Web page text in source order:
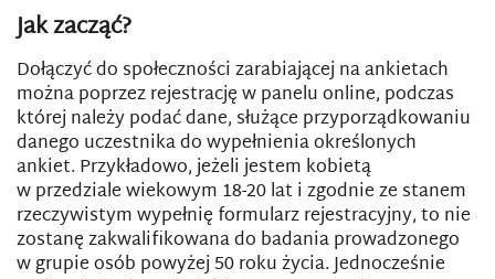
Jak zacząć?
Dołączyć do społeczności zarabiającej na ankietach
można poprzez rejestrację w panelu online, podczas
której należy podać dane, służące przyporządkowaniu
danego uczestnika do wypełnienia określonych
ankiet. Przykładowo, jeżeli jestem kobietą
w przedziale wiekowym 18-20 lat i zgodnie ze stanem
rzeczywistym wypełnię formularz rejestracyjny, to nie
zostanę zakwalifikowana do badania prowadzonego
w grupie osób powyżej 50 roku życia. Jednocześnie